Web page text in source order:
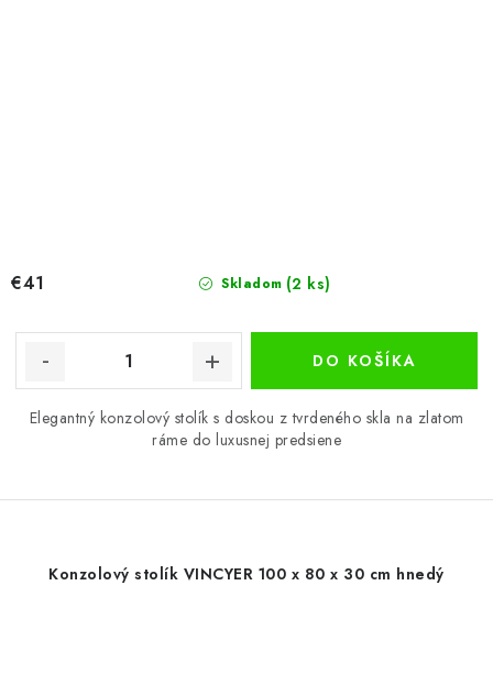
Skladom (2 ks)
€41
DO KOŠÍKA
Elegantný konzolový stolík s doskou z tvrdeného skla na zlatom
ráme do luxusnej predsiene
Konzolový stolík VINCYER 100 x 80 x 30 cm hnedý